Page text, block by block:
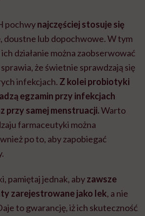
pochwynajczęściej stosuje się
, doustne lub dopochwowe. W tym
działanie można zaobserwować
że świetnie sprawdzają się
infekcjach. Z kolei probiotyki
egzamin przy infekcjach
przy samej menstruacji.Warto
farmaceutyki można
po to, aby zapobiegać
pamiętaj jednak, abyzawsze
zarejestrowane jako lek, a nie
to gwarancję, iż ich skuteczność